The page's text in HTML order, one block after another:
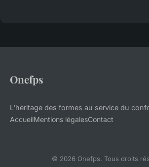
Onefps
L'héritage des formes au service du
AccueilMentions légalesContact
© 2026 Onefps. Tous droits